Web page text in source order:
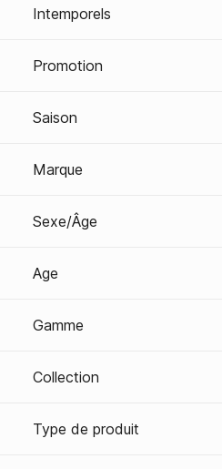
Intemporels
Promotion
Saison
Marque
Sexe/Âge
Age
Gamme
Collection
Type de produit